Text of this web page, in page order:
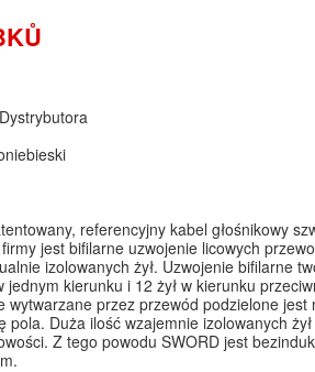
referencyjny kabel głośnikowy
jest bifilarne uzwojenie licowych
izolowanych żył. Uzwojenie bifilarne
jednym kierunku i 12 żył w kierunku
wytwarzane przez przewód podzielone jest
pola. Duża ilość wzajemnie izolowanych
Z tego powodu SWORD jest